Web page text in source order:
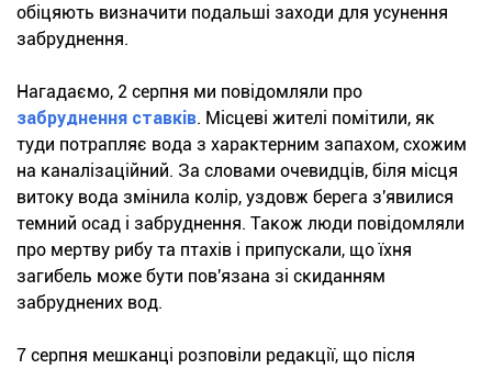
обіцяють визначити подальші заходи для усунення
забруднення.
Нагадаємо, 2 серпня ми повідомляли про
забруднення ставків. Місцеві жителі помітили, як
туди потрапляє вода з характерним запахом, схожим
на каналізаційний. За словами очевидців, біля місця
витоку вода змінила колір, уздовж берега з'явилися
темний осад і забруднення. Також люди повідомляли
про мертву рибу та птахів і припускали, що їхня
загибель може бути пов'язана зі скиданням
забруднених вод.
7 серпня мешканці розповіли редакції, що після